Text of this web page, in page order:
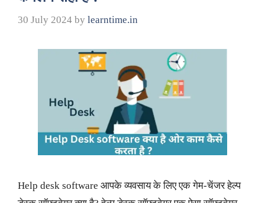
30 July 2024 by learntime.in
Help desk software आपके व्यवसाय के लिए एक गेम-चेंजर हेल्प